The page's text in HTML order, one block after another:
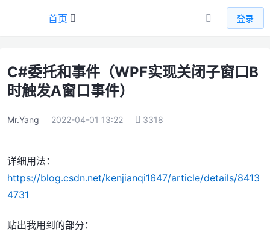
首页 登录
C#委托和事件（WPF实现关闭子窗口B
时触发A窗口事件）
Mr.Yang 2022-04-01 13:22 3318
详细用法：
https://blog.csdn.net/kenjianqi1647/article/details/8413
4731
贴出我用到的部分：